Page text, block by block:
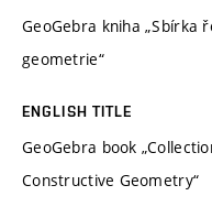
GeoGebra kniha „Sbírka
geometrie“
ENGLISH TITLE
GeoGebra book
Constructive Geometry“